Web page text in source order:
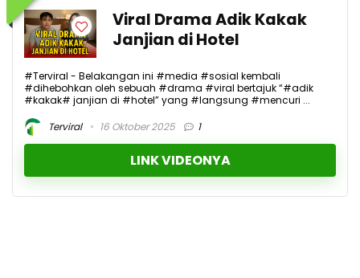
Viral Drama Adik Kakak
Janjian di Hotel
#Terviral - Belakangan ini #media #sosial kembali
#dihebohkan oleh sebuah #drama #viral bertajuk “#adik
#kakak# janjian di #hotel” yang #langsung #mencuri ...
Terviral
16 Oktober 2025 1
LINK VIDEONYA